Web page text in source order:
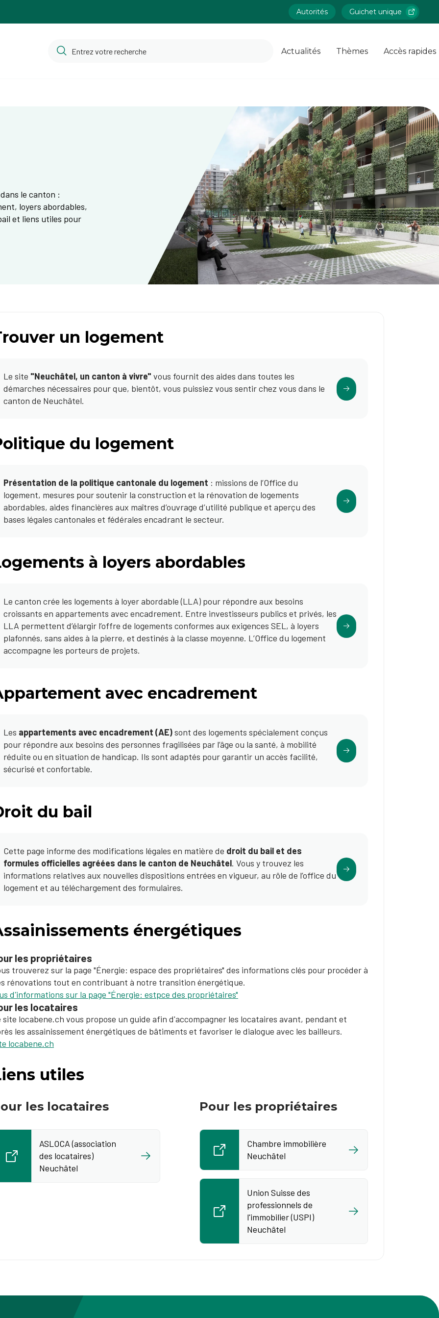
Autorités Guichet unique
Actualités Thèmes Accès rapides
le canton :
loyers abordables,
et liens utiles pour
un logement
Le site "Neuchâtel, un canton à vivre" vous fournit des aides dans toutes les
démarches nécessaires pour que, bientôt, vous puissiez vous sentir chez vous dans le
canton de Neuchâtel.
du logement
Présentation de la politique cantonale du logement : missions de l’Office du
logement, mesures pour soutenir la construction et la rénovation de logements
abordables, aides financières aux maîtres d’ouvrage d’utilité publique et aperçu des
bases légales cantonales et fédérales encadrant le secteur.
à loyers abordables
Le canton crée les logements à loyer abordable (LLA) pour répondre aux besoins
croissants en appartements avec encadrement. Entre investisseurs publics et privés, les
LLA permettent d’élargir l’offre de logements conformes aux exigences SEL, à loyers
plafonnés, sans aides à la pierre, et destinés à la classe moyenne. L’Office du logement
accompagne les porteurs de projets.
avec encadrement
Les appartements avec encadrement (AE)sont des logements spécialement conçus
pour répondre aux besoins des personnes fragilisées par l’âge ou la santé, à mobilité
réduite ou en situation de handicap. Ils sont adaptés pour garantir un accès facilité,
sécurisé et confortable.
du bail
Cette page informe des modifications légales en matière de droit du bail et des
formules officielles agréées dans le canton de Neuchâtel. Vous y trouvez les
informations relatives aux nouvelles dispositions entrées en vigueur, au rôle de l’office du
logement et au téléchargement des formulaires.
énergétiques
les propriétaires
trouverez sur la page "Énergie: espace des propriétaires" des informations clés pour procéder à
rénovations tout en contribuant à notre transition énergétique.
d'informations sur la page "Énergie: estpce des propriétaires"
les locataires
site locabene.ch vous propose un guide afin d'accompagner les locataires avant, pendant et
les assainissement énergétiques de bâtiments et favoriser le dialogue avec les bailleurs.
locabene.ch
utiles
les locataires
ASLOCA (association
des locataires)
Neuchâtel
Pour les propriétaires
Chambre immobilière
Neuchâtel
Union Suisse des
professionnels de
l'immobilier (USPI)
Neuchâtel